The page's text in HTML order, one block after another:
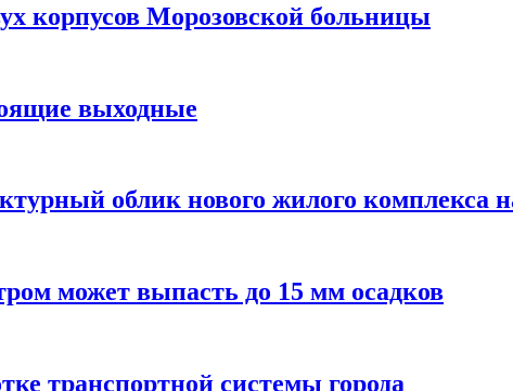
корпусов Морозовской больницы
выходные
облик нового жилого комплекса
может выпасть до 15 мм осадков
транспортной системы города